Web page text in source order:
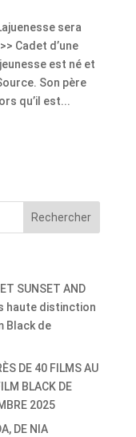
sera
Cadet d’une
est né et
Son père
qu’il est...
SUNSET AND
haute distinction
Black de
DE 40 FILMS AU
BLACK DE
2025
DE NIA